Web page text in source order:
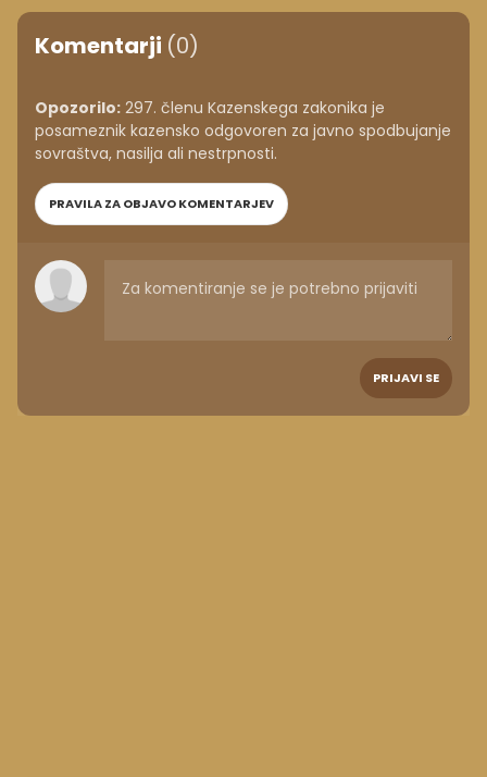
Komentarji (0)
Opozorilo: 297. členu Kazenskega zakonika je
posameznik kazensko odgovoren za javno spodbujanje
sovraštva, nasilja ali nestrpnosti.
PRAVILA ZA OBJAVO KOMENTARJEV
PRIJAVI SE